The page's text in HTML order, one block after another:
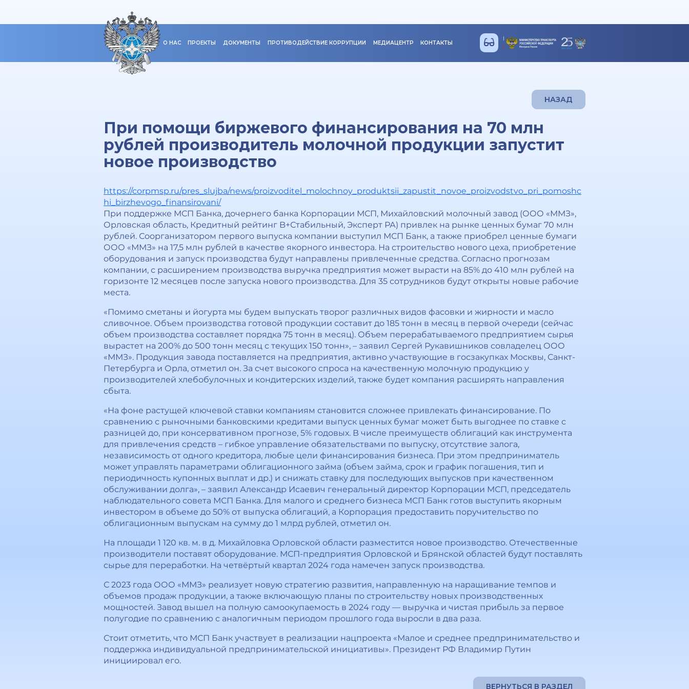
О НАС ПРОЕКТЫ ДОКУМЕНТЫ ПРОТИВОДЕЙСТВИЕ КОРРУПЦИИ МЕДИАЦЕНТР КОНТАКТЫ
НАЗАД
При помощи биржевого финансирования на 70 млн
рублей производитель молочной продукции запустит
новое производство
https://corpmsp.ru/pres_slujba/news/proizvoditel_molochnoy_produktsii_zapustit_novoe_proizvodstvo_pri_pomoshc
hi_birzhevogo_finansirovani/
При поддержке МСП Банка, дочернего банка Корпорации МСП, Михайловский молочный завод (ООО «ММЗ»,
Орловская область, Кредитный рейтинг B+Стабильный, Эксперт РА) привлек на рынке ценных бумаг 70 млн
рублей. Соорганизатором первого выпуска компании выступил МСП Банк, а также приобрел ценные бумаги
ООО «ММЗ» на 17,5 млн рублей в качестве якорного инвестора. На строительство нового цеха, приобретение
оборудования и запуск производства будут направлены привлеченные средства. Согласно прогнозам
компании, с расширением производства выручка предприятия может вырасти на 85% до 410 млн рублей на
горизонте 12 месяцев после запуска нового производства. Для 35 сотрудников будут открыты новые рабочие
места.
«Помимо сметаны и йогурта мы будем выпускать творог различных видов фасовки и жирности и масло
сливочное. Объем производства готовой продукции составит до 185 тонн в месяц в первой очереди (сейчас
объем производства составляет порядка 75 тонн в месяц). Объем перерабатываемого предприятием сырья
вырастет на 200% до 500 тонн месяц с текущих 150 тонн», – заявил Сергей Рукавишников совладелец ООО
«ММЗ». Продукция завода поставляется на предприятия, активно участвующие в госзакупках Москвы, Санкт-
Петербурга и Орла, отметил он. За счет высокого спроса на качественную молочную продукцию у
производителей хлебобулочных и кондитерских изделий, также будет компания расширять направления
сбыта.
«На фоне растущей ключевой ставки компаниям становится сложнее привлекать финансирование. По
сравнению с рыночными банковскими кредитами выпуск ценных бумаг может быть выгоднее по ставке с
разницей до, при консервативном прогнозе, 5% годовых. В числе преимуществ облигаций как инструмента
для привлечения средств – гибкое управление обязательствами по выпуску, отсутствие залога,
независимость от одного кредитора, любые цели финансирования бизнеса. При этом предприниматель
может управлять параметрами облигационного займа (объем займа, срок и график погашения, тип и
периодичность купонных выплат и др.) и снижать ставку для последующих выпусков при качественном
обслуживании долга», – заявил Александр Исаевич генеральный директор Корпорации МСП, председатель
наблюдательного совета МСП Банка. Для малого и среднего бизнеса МСП Банк готов выступить якорным
инвестором в объеме до 50% от выпуска облигаций, а Корпорация предоставить поручительство по
облигационным выпускам на сумму до 1 млрд рублей, отметил он.
На площади 1 120 кв. м. в д. Михайловка Орловской области разместится новое производство. Отечественные
производители поставят оборудование. МСП-предприятия Орловской и Брянской областей будут поставлять
сырье для переработки. На четвёртый квартал 2024 года намечен запуск производства.
С 2023 года ООО «ММЗ» реализует новую стратегию развития, направленную на наращивание темпов и
объемов продаж продукции, а также включающую планы по строительству новых производственных
мощностей. Завод вышел на полную самоокупаемость в 2024 году — выручка и чистая прибыль за первое
полугодие по сравнению с аналогичным периодом прошлого года выросли в два раза.
Стоит отметить, что МСП Банк участвует в реализации нацпроекта «Малое и среднее предпринимательство и
поддержка индивидуальной предпринимательской инициативы». Президент РФ Владимир Путин
инициировал его.
ВЕРНУТЬСЯ В РАЗДЕЛ